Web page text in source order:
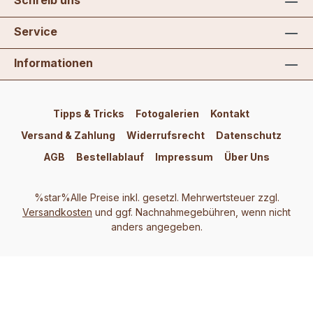
Service
Informationen
Tipps & Tricks Fotogalerien
Kontakt
Versand & Zahlung
Widerrufsrecht
Datenschutz
AGB
Bestellablauf Impressum Über Uns
%star%Alle Preise inkl. gesetzl. Mehrwertsteuer zzgl.
Versandkosten und ggf. Nachnahmegebühren, wenn nicht
anders angegeben.